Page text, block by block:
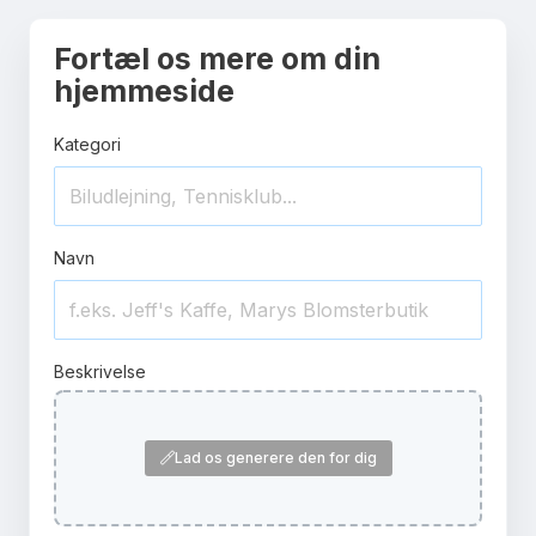
Fortæl os mere om din
hjemmeside
Kategori
Navn
Beskrivelse
Lad os generere den for dig